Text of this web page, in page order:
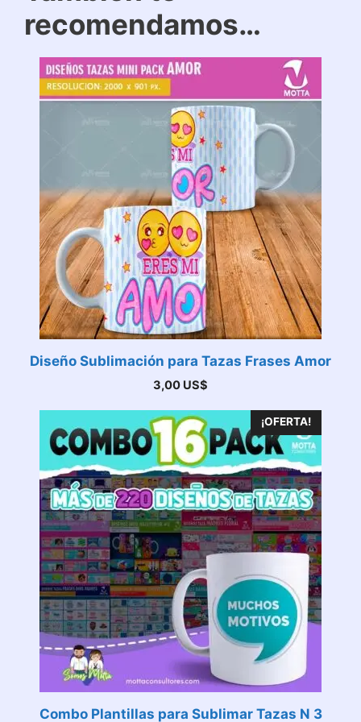
recomendamos…
Diseño Sublimación para Tazas Frases Amor
3,00 US$
¡OFERTA!
Combo Plantillas para Sublimar Tazas N 3